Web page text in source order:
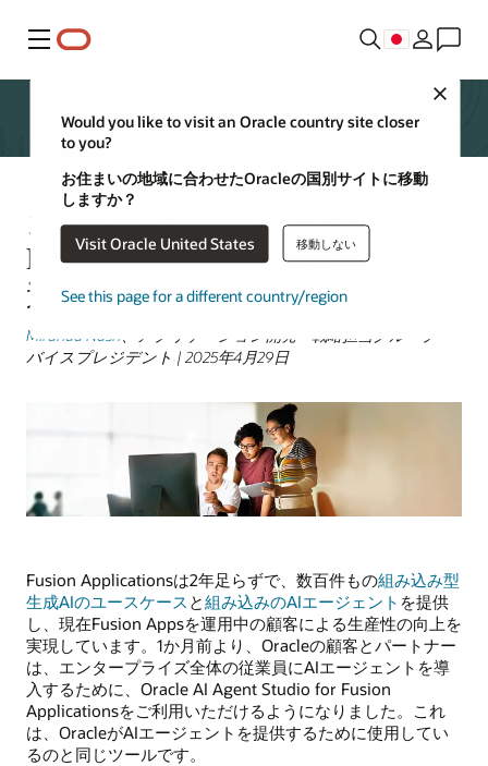
メニュー
Would you like to visit an Oracle country site closer
to you?
お住まいの地域に合わせたOracleの国別サイトに移動
しますか？
Visit Oracle United States 移動しない
See this page for a different country/region
カスタムAIによる継続的
Fusion Applications AI戦略の迅
速な拡張
Miranda Nash、アプリケーション開発・戦略担当グループ・
バイスプレジデント | 2025年4月29日
Fusion Applicationsは2年足らずで、数百件もの組み込み型
生成AIのユースケース と組み込みのAIエージェント を提供
し、現在Fusion Appsを運用中の顧客による生産性の向上を
実現しています。1か月前より、Oracleの顧客とパートナー
は、エンタープライズ全体の従業員にAIエージェントを導
入するために、Oracle AI Agent Studio for Fusion
Applicationsをご利用いただけるようになりました。これ
は、OracleがAIエージェントを提供するために使用してい
るのと同じツールです。